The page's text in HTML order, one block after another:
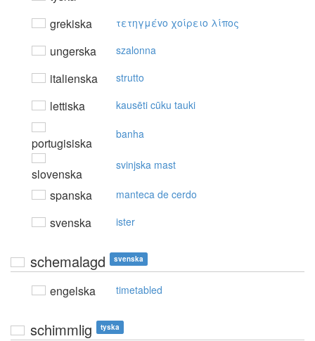
grekiska τετηγμέvo χoίρειo λίπoς
ungerska szalonna
italienska strutto
lettiska kausēti cūku tauki
portugisiska
banha
slovenska
svinjska mast
spanska manteca de cerdo
svenska ister
schemalagd svenska
engelska timetabled
schimmlig tyska